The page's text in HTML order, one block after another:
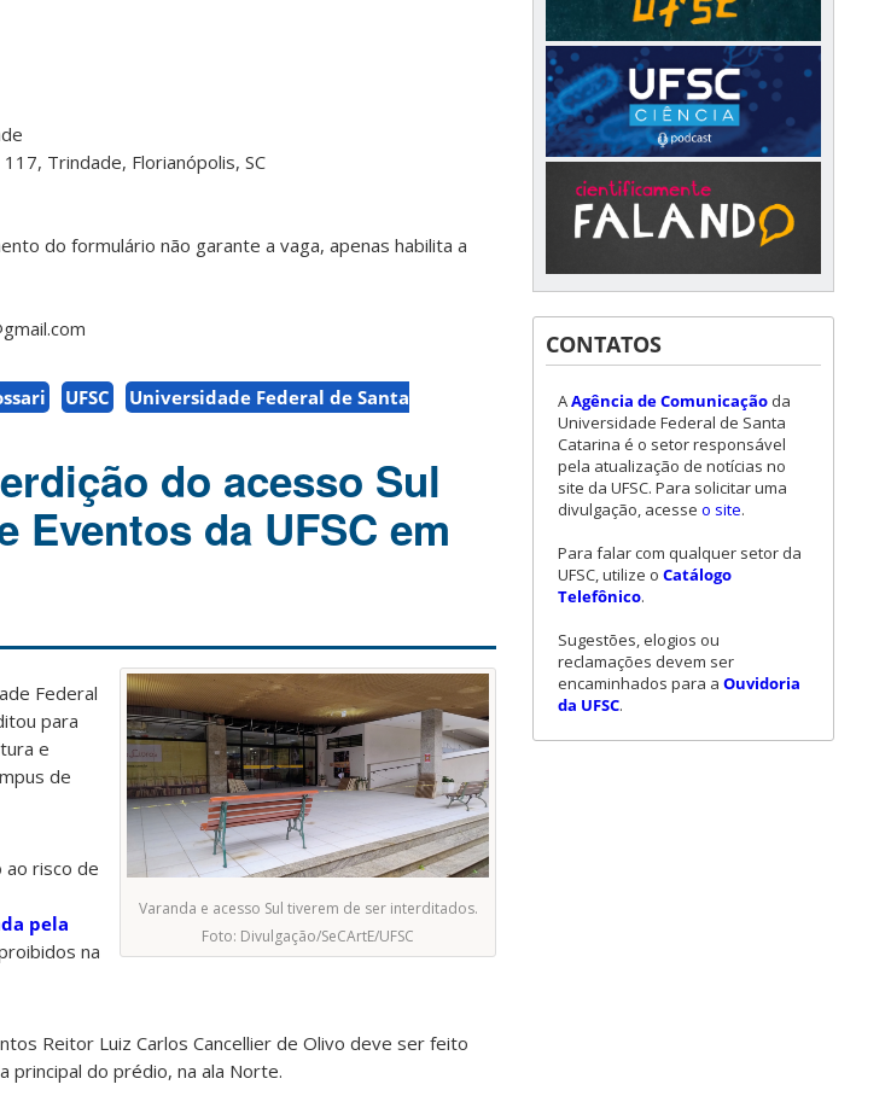
Trindade, Florianópolis, SC
do formulário não garante a vaga, apenas habilita a
UFSC
Universidade Federal de Santa
do acesso Sul
Eventos da UFSC em
Varanda e acesso Sul tiverem de ser interditados.
Foto: Divulgação/SeCArtE/UFSC
Federal
para
e
de
ao risco de
pela
na
Reitor Luiz Carlos Cancellier de Olivo deve ser feito
principal do prédio, na ala Norte.
CONTATOS
AAgência de Comunicação da
Universidade Federal de Santa
Catarina é o setor responsável
pela atualização de notícias no
site da UFSC. Para solicitar uma
divulgação, acesse o site.
Para falar com qualquer setor da
UFSC, utilize o Catálogo
Telefônico.
Sugestões, elogios ou
reclamações devem ser
encaminhados para a Ouvidoria
da UFSC.